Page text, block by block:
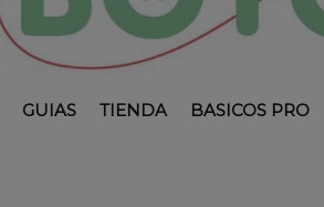
GUIAS TIENDA BASICOS PRO